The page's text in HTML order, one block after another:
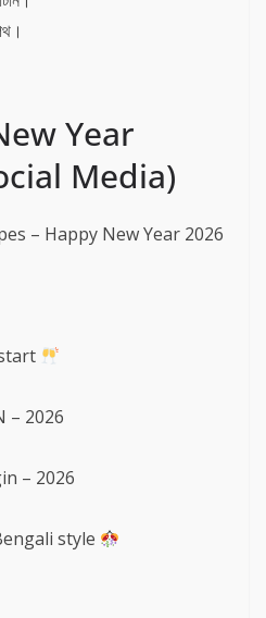
Year
Media)
– Happy New Year 2026
– 2026
– 2026
style